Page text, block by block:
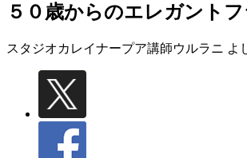
５０歳からのエレガントフ
スタジオカレイナープア講師ウルラニ よ